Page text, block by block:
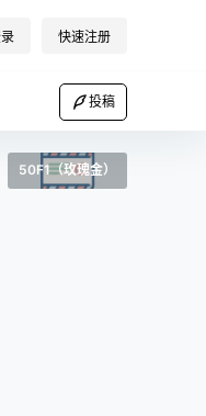
快速注册
投稿
50F1（玫瑰金）